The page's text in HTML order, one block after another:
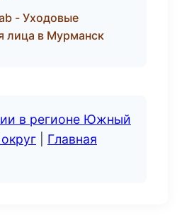
- Уходовые
лица в Мурманск
в регионе Южный
Главная